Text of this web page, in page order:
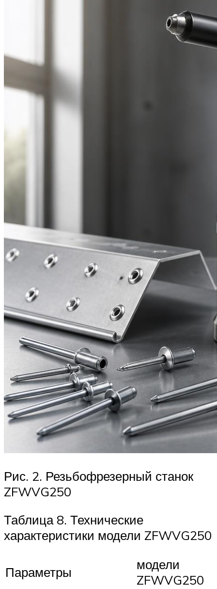
Рис. 2. Резьбофрезерный станок
ZFWVG250
Таблица 8. Технические
характеристики модели ZFWVG250
Параметры
модели
ZFWVG250